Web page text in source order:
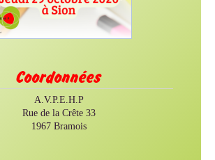
Coordonnées
A.V.P.E.H.P
Rue de la Crête 33
1967 Bramois